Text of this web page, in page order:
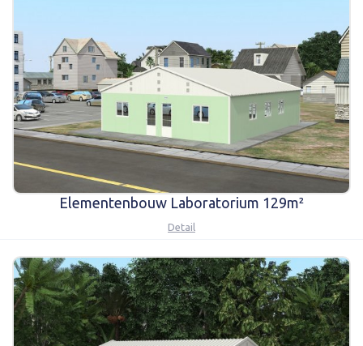
Elementenbouw Laboratorium 129m²
Detail